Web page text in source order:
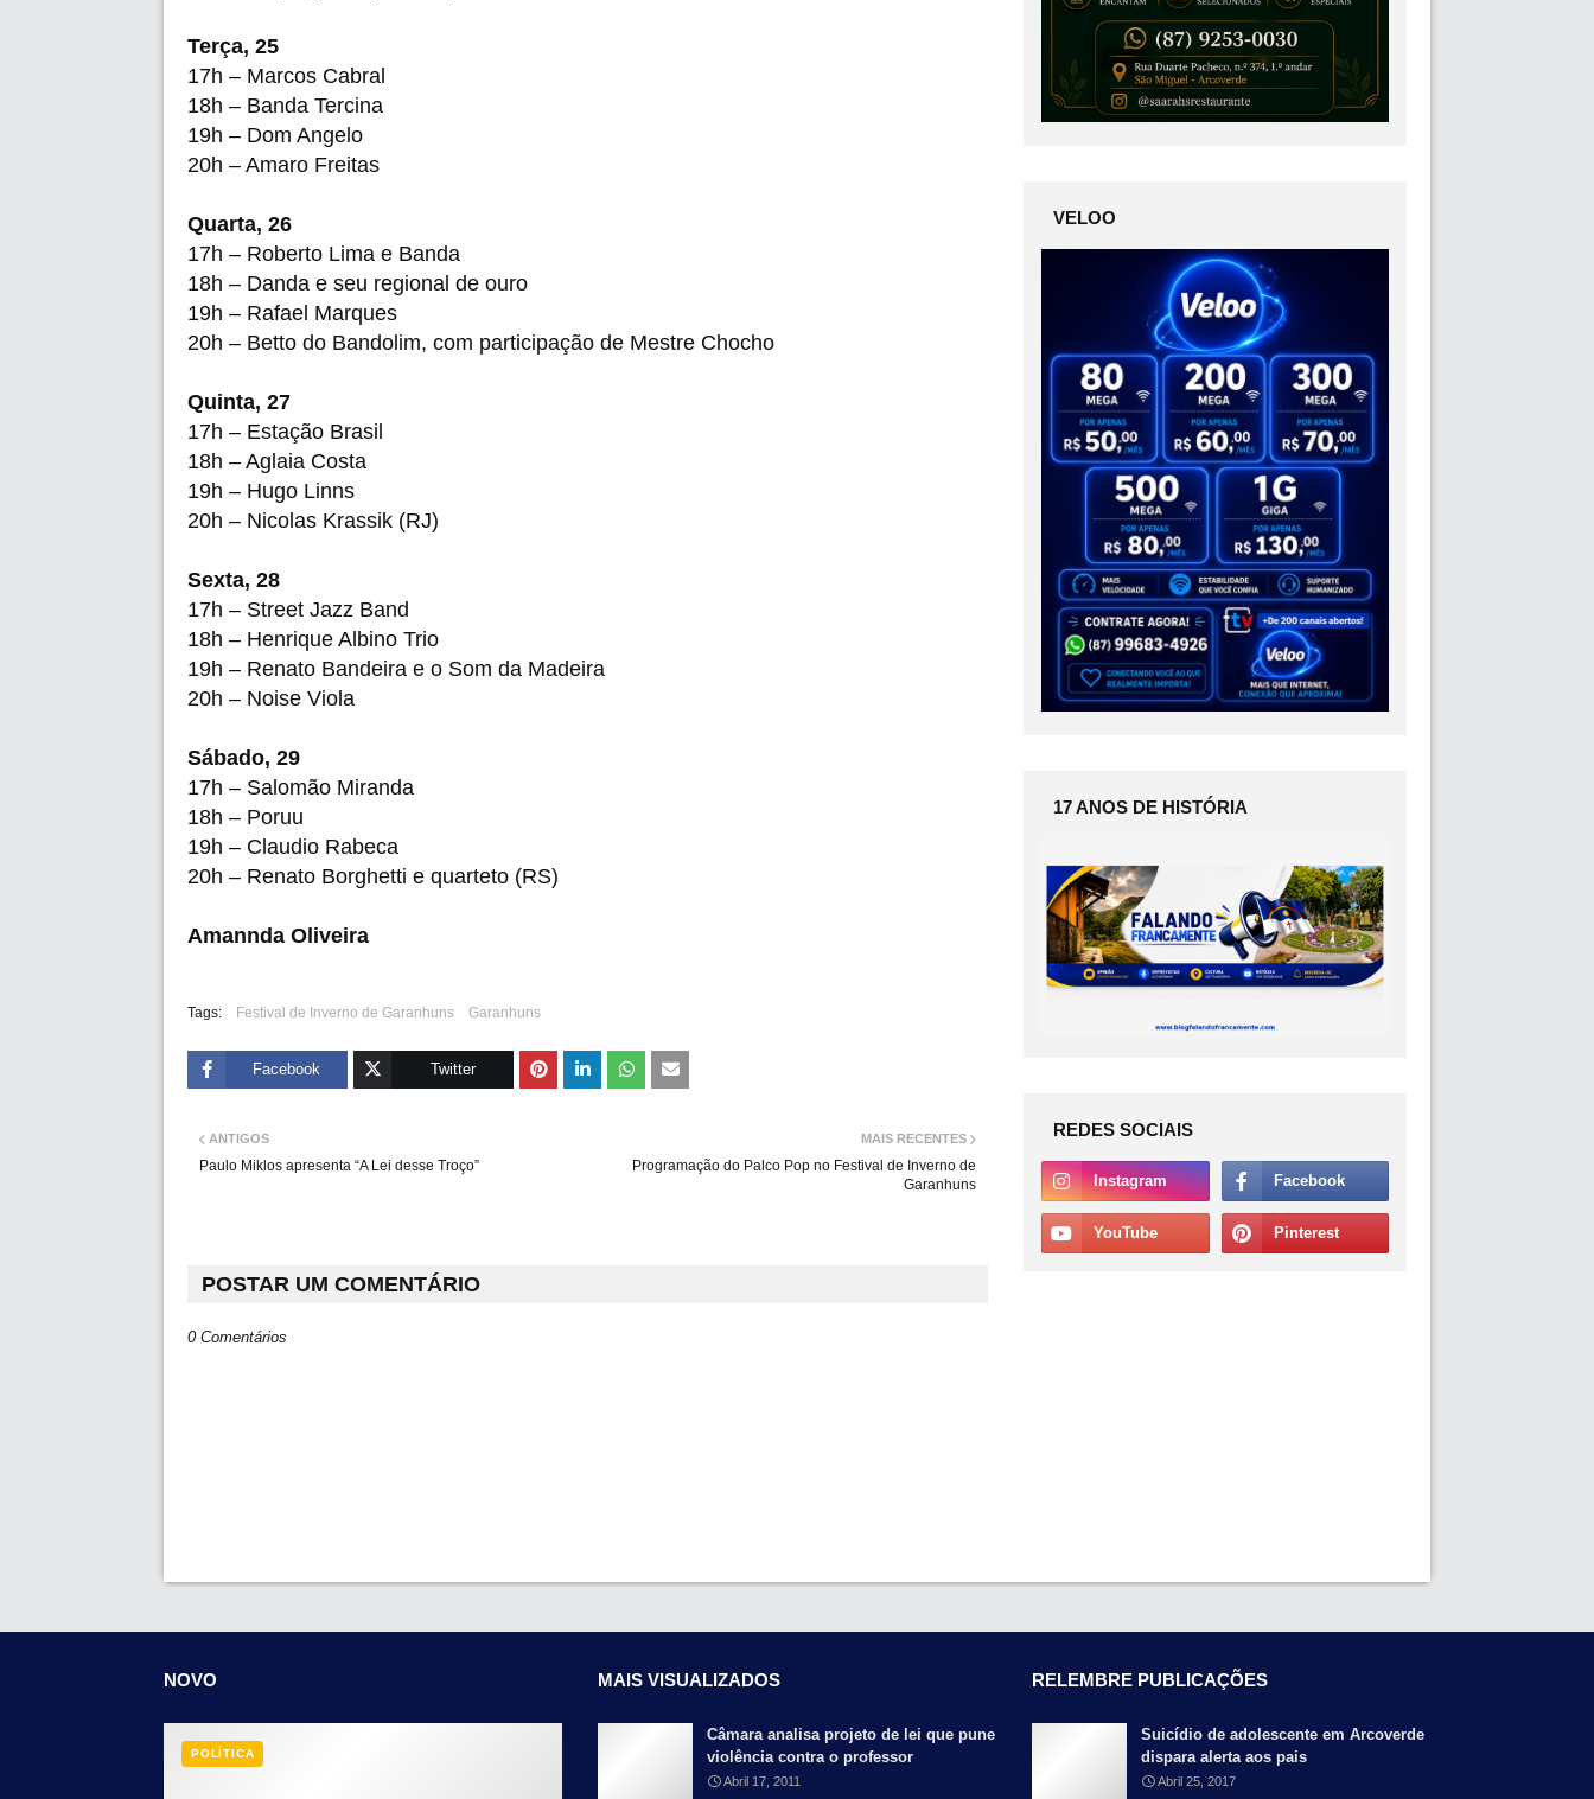
Terça, 25
17h – Marcos Cabral
18h – Banda Tercina
19h – Dom Angelo
20h – Amaro Freitas
Quarta, 26
17h – Roberto Lima e Banda
18h – Danda e seu regional de ouro
19h – Rafael Marques
20h – Betto do Bandolim, com participação de Mestre Chocho
Quinta, 27
17h – Estação Brasil
18h – Aglaia Costa
19h – Hugo Linns
20h – Nicolas Krassik (RJ)
Sexta, 28
17h – Street Jazz Band
18h – Henrique Albino Trio
19h – Renato Bandeira e o Som da Madeira
20h – Noise Viola
Sábado, 29
17h – Salomão Miranda
18h – Poruu
19h – Claudio Rabeca
20h – Renato Borghetti e quarteto (RS)
Amannda Oliveira
Tags: Festival de Inverno de Garanhuns Garanhuns
Facebook Twitter
MAIS RECENTES
Programação do Palco Pop no Festival de Inverno de
Garanhuns
ANTIGOS
Paulo Miklos apresenta “A Lei desse Troço”
POSTAR UM COMENTÁRIO
0 Comentários
VELOO
17 ANOS DE HISTÓRIA
REDES SOCIAIS
NOVO
POLÍTICA
MAIS VISUALIZADOS
Câmara analisa projeto de lei que pune
violência contra o professor
Abril 17, 2011
RELEMBRE PUBLICAÇÕES
Suicídio de adolescente em Arcoverde
dispara alerta aos pais
Abril 25, 2017